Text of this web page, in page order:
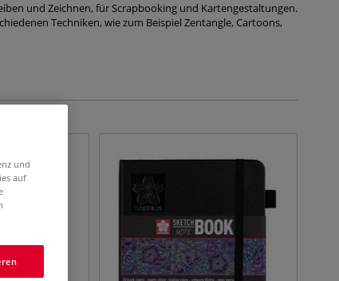
und Zeichnen, für Scrapbooking und Kartengestaltungen.
Techniken, wie zum Beispiel Zentangle, Cartoons,
und
auf